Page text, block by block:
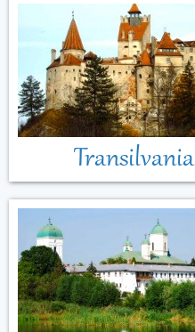
Transilvania